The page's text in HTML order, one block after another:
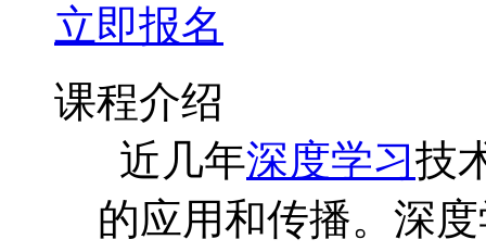
立即报名
课程介绍
近几年深度学习技
的应用和传播。深